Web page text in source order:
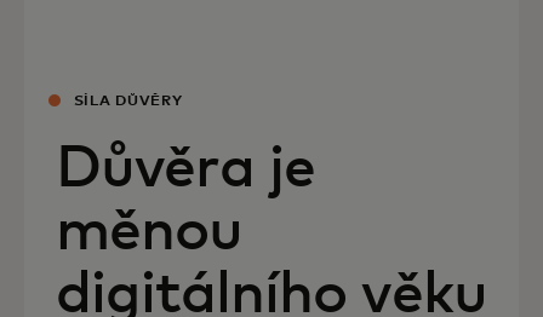
SÍLA DŮVĚRY
Důvěra je
měnou
digitálního věku